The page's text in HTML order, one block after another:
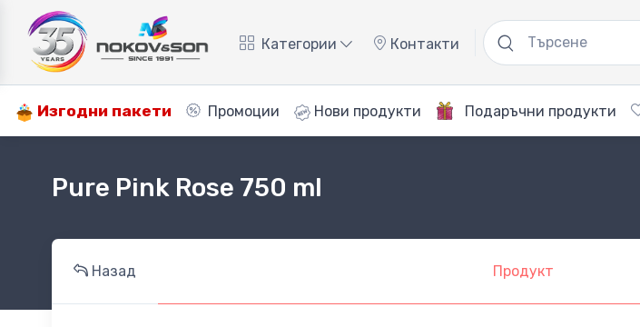
Категории Контакти
Изгодни пакети Промоции Нови продукти Подаръчни продукти
Pure Pink Rose 750 ml
Назад Продукт